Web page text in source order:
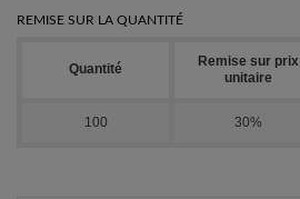
REMISE SUR LA QUANTITÉ
Quantité
Remise sur prix
unitaire
100 30%